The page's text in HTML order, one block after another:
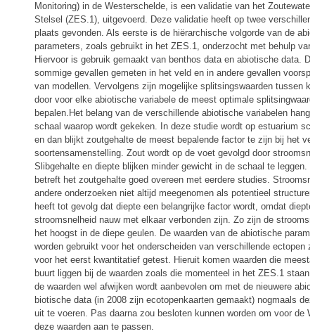
Monitoring) in de Westerschelde, is een validatie van het
Stelsel (ZES.1), uitgevoerd. Deze validatie heeft op twee
plaats gevonden. Als eerste is de hiërarchische volgorde van de
parameters, zoals gebruikt in het ZES.1, onderzocht met behulp van
Hiervoor is gebruik gemaakt van benthos data en abiotische data.
sommige gevallen gemeten in het veld en in andere gevallen
van modellen. Vervolgens zijn mogelijke splitsingswaarden tussen
door voor elke abiotische variabele de meest optimale
bepalen.Het belang van de verschillende abiotische variabelen
schaal waarop wordt gekeken. In deze studie wordt op estuarium
en dan blijkt zoutgehalte de meest bepalende factor te zijn bij het
soortensamenstelling. Zout wordt op de voet gevolgd door
Slibgehalte en diepte blijken minder gewicht in de schaal te leggen.
betreft het zoutgehalte goed overeen met eerdere studies.
andere onderzoeken niet altijd meegenomen als potentieel
heeft tot gevolg dat diepte een belangrijke factor wordt, omdat diepte
stroomsnelheid nauw met elkaar verbonden zijn. Zo zijn de
het hoogst in de diepe geulen. De waarden van de abiotische
worden gebruikt voor het onderscheiden van verschillende ectopen
voor het eerst kwantitatief getest. Hieruit komen waarden die
buurt liggen bij de waarden zoals die momenteel in het ZES.1
de waarden wel afwijken wordt aanbevolen om met de nieuwere
biotische data (in 2008 zijn ecotopenkaarten gemaakt) nogmaals
uit te voeren. Pas daarna zou besloten kunnen worden om voor de
deze waarden aan te passen.